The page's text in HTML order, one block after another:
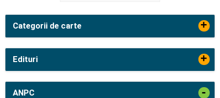
Categorii de carte +
Edituri +
ANPC -